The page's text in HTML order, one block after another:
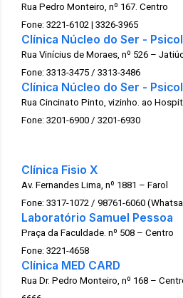
Rua Pedro Monteiro, nº 167. Centro
Fone: 3221-6102 | 3326-3965
Clínica Núcleo do Ser -
Rua Vinícius de Moraes, nº 526 –
Fone: 3313-3475 / 3313-3486
Clínica Núcleo do Ser -
Rua Cincinato Pinto, vizinho. ao
Fone: 3201-6900 / 3201-6930
Clínica Fisio X
Av. Fernandes Lima, nº 1881 – Farol
Fone: 3317-1072 / 98761-6060
Laboratório Samuel Pessoa
Praça da Faculdade. nº 508 – Centro
Fone: 3221-4658
Clínica MED CARD
Rua Dr. Pedro Monteiro, nº 168 –